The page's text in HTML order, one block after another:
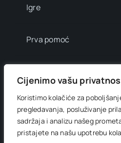
Cijenimo vašu
Koristimo kolačiće za
pregledavanja, posluživanje
sadržaja i analizu našeg
pristajete na našu upotrebu
Igre
Prva pomoć
Info brojevi